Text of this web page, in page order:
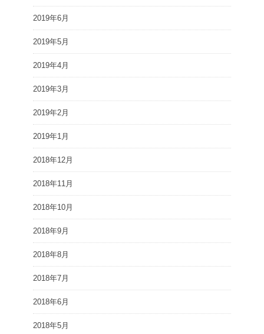
2019年6月
2019年5月
2019年4月
2019年3月
2019年2月
2019年1月
2018年12月
2018年11月
2018年10月
2018年9月
2018年8月
2018年7月
2018年6月
2018年5月